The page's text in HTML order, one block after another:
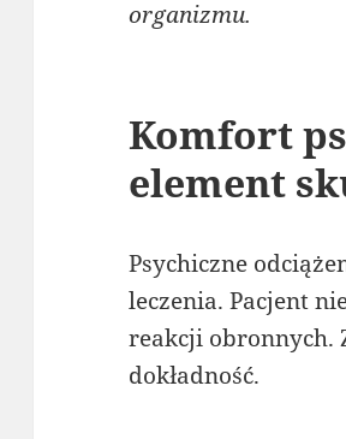
organizmu.
Komfort
element
Psychiczne
leczenia. Pacjent
reakcji obronnych.
dokładność.